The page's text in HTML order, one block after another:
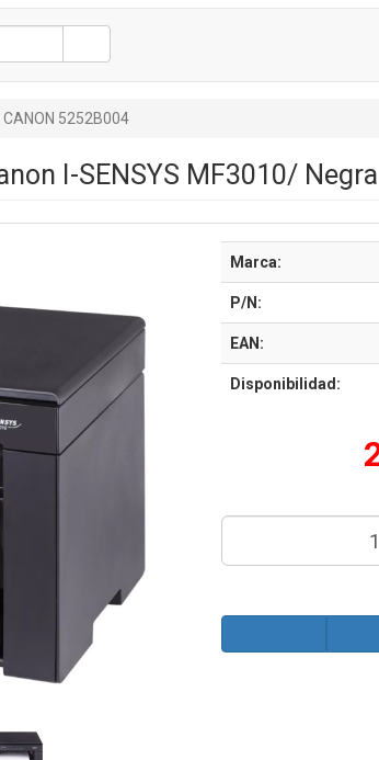
CANON 5252B004
I-SENSYS MF3010/ Negra
Marca:
P/N:
EAN:
Disponibilidad: